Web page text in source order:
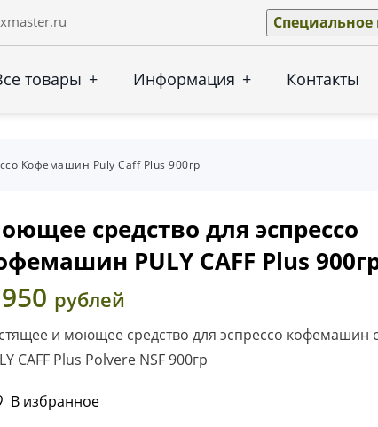
товары + Информация + Контакты
Кофемашин Puly Caff Plus 900гр
средство для эспрессо
PULY CAFF Plus
рублей
и моющее средство для эспрессо кофемашин
CAFF Plus Polvere NSF 900гр
В избранное